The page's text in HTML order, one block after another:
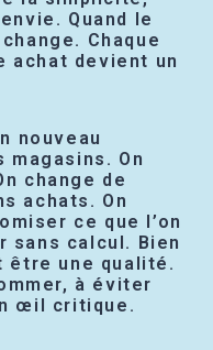
Quand le
Chaque
achat devient un
nouveau
On
change de
achats. On
ce que l’on
sans calcul. Bien
être une qualité.
à éviter
œil critique.